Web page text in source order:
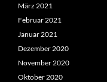
März 2021
Februar 2021
Januar 2021
Dezember 2020
November 2020
Oktober 2020